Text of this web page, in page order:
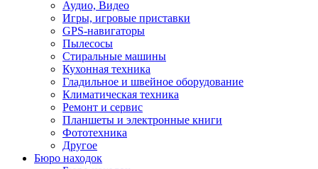
Аудио, Видео
Игры, игровые приставки
GPS-навигаторы
Пылесосы
Стиральные машины
Кухонная техника
Гладильное и швейное оборудование
Климатическая техника
Ремонт и сервис
Планшеты и электронные книги
Фототехника
Другое
Бюро находок